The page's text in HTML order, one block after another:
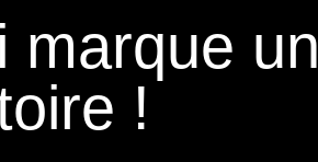
marque un
!